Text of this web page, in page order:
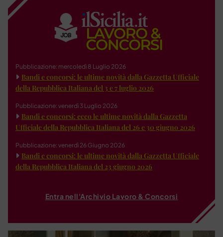
Pubblicazione: mercoledì 8 Luglio 2026
Bandi e concorsi: le ultime novità dalla Gazzetta Ufficiale
della Repubblica Italiana del 3 e 7 luglio 2026
Pubblicazione: venerdì 3 Luglio 2026
Bandi e concorsi: ecco le ultime novità dalla Gazzetta
Ufficiale della Repubblica Italiana del 26 e 30 giugno 2026
Pubblicazione: venerdì 26 Giugno 2026
Bandi e concorsi: le ultime novità dalla Gazzetta Ufficiale
della Repubblica Italiana del 23 giugno 2026
Entra nell'Archivio Lavoro & Concorsi